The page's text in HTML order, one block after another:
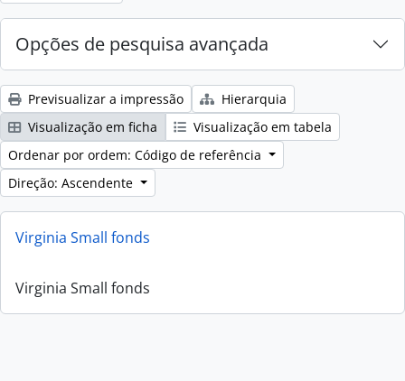
Opções de pesquisa avançada
Previsualizar a impressão
Hierarquia
Visualização em ficha
Visualização em tabela
Ordenar por ordem: Código de referência
Direção: Ascendente
Virginia Small fonds
Virginia Small fonds